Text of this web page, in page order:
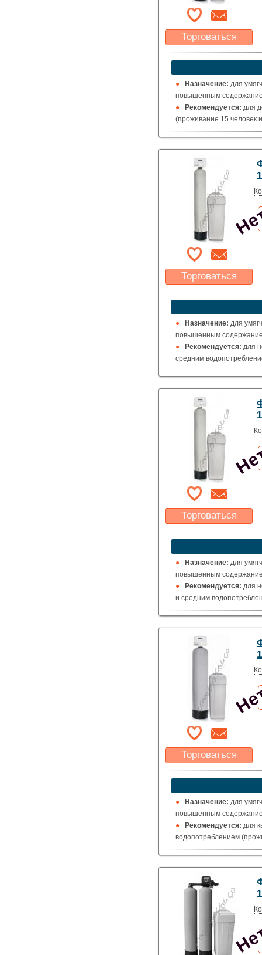
Торговаться
Какая цена Вас
устроит?
Указать цену
Назначение: для
повышенным
Рекомендуется: для
(проживание 15 человек
Торговаться
Какая цена Вас
устроит?
Указать цену
Назначение: для
повышенным
Рекомендуется: для
средним
Торговаться
Какая цена Вас
устроит?
Указать цену
Назначение: для
повышенным
Рекомендуется: для
и средним
Торговаться
Какая цена Вас
устроит?
Указать цену
Назначение: для
повышенным
Рекомендуется: для
водопотреблением